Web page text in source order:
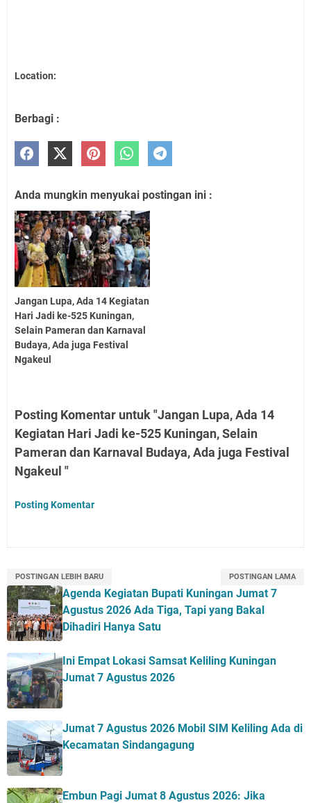
Location:
Berbagi :
Anda mungkin menyukai postingan ini :
Jangan Lupa, Ada 14 Kegiatan
Hari Jadi ke-525 Kuningan,
Selain Pameran dan Karnaval
Budaya, Ada juga Festival
Ngakeul
Posting Komentar untuk "Jangan Lupa, Ada 14
Kegiatan Hari Jadi ke-525 Kuningan, Selain
Pameran dan Karnaval Budaya, Ada juga Festival
Ngakeul "
Posting Komentar
POSTINGAN LEBIH BARU POSTINGAN LAMA
Agenda Kegiatan Bupati Kuningan Jumat 7
Agustus 2026 Ada Tiga, Tapi yang Bakal
Dihadiri Hanya Satu
Ini Empat Lokasi Samsat Keliling Kuningan
Jumat 7 Agustus 2026
Jumat 7 Agustus 2026 Mobil SIM Keliling Ada di
Kecamatan Sindangagung
Embun Pagi Jumat 8 Agustus 2026: Jika